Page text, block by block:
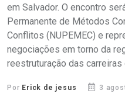
em Salvador. O encontro
Permanente de Métodos
Conflitos (NUPEMEC) e
negociações em torno da
reestruturação das carreiras
Por Erick de jesus 3